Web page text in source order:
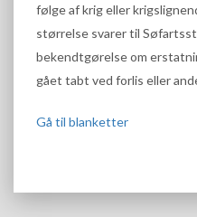
følge af krig eller
størrelse svarer til
bekendtgørelse om
gået tabt ved forlis eller
Gå til blanketter